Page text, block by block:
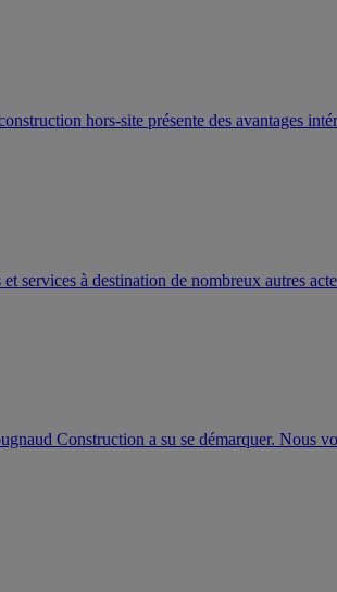
hors-site présente des avantages
services à destination de nombreux autres
Construction a su se démarquer. Nous